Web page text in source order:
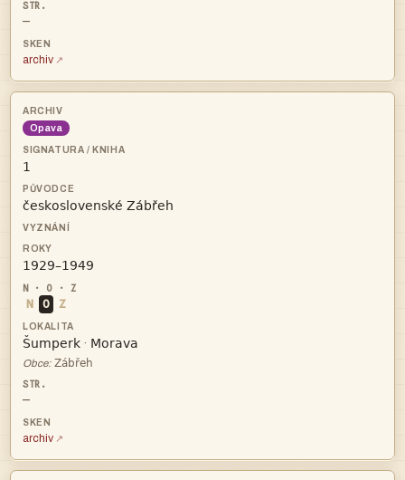
—
archiv
Opava



N O Z
 · 
Obce: 
—
archiv